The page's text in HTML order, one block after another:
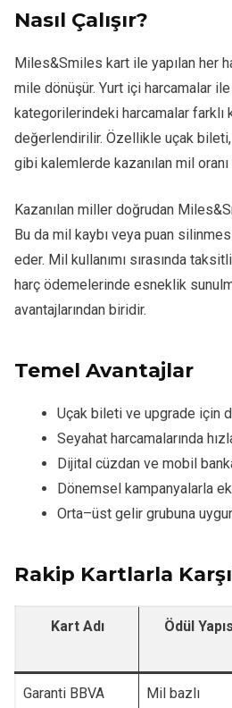
Nasıl Çalışır?
Miles&Smiles kart ile yapılan her
mile dönüşür. Yurt içi harcamalar
kategorilerindeki harcamalar farklı
değerlendirilir. Özellikle uçak
gibi kalemlerde kazanılan mil
Kazanılan miller doğrudan
Bu da mil kaybı veya puan
eder. Mil kullanımı sırasında
harç ödemelerinde esneklik
avantajlarından biridir.
Temel Avantajlar
Uçak bileti ve upgrade için
Seyahat harcamalarında
Dijital cüzdan ve mobil
Dönemsel kampanyalarla
Orta–üst gelir grubuna
Rakip Kartlarla
Kart Adı Ödül
Garanti BBVA
Mil bazlı